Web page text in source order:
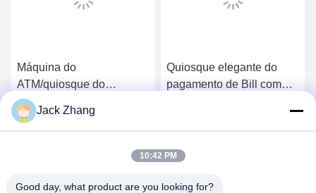
Máquina do
ATM/quiosque do
pagamento/máquina do
pagamento com
componentes da
segurança e Desgin feito
China
Obtenha o melhor preço
Quiosque elegante do
pagamento de Bill com
quiosque eficaz na
redução de custos do
parada
Jack Zhang
10:42 PM
Good day, what product are you looking for?